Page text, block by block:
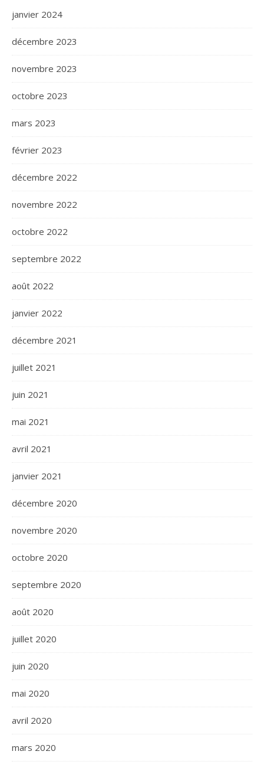
janvier 2024
décembre 2023
novembre 2023
octobre 2023
mars 2023
février 2023
décembre 2022
novembre 2022
octobre 2022
septembre 2022
août 2022
janvier 2022
décembre 2021
juillet 2021
juin 2021
mai 2021
avril 2021
janvier 2021
décembre 2020
novembre 2020
octobre 2020
septembre 2020
août 2020
juillet 2020
juin 2020
mai 2020
avril 2020
mars 2020